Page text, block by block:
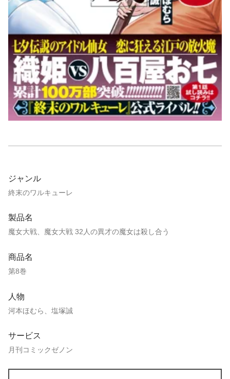
ジャンル
終末のワルキューレ
製品名
魔女大戦、魔女大戦 32人の異才の魔女は殺し合う
商品名
第8巻
人物
河本ほむら、塩塚誠
サービス
月刊コミックゼノン